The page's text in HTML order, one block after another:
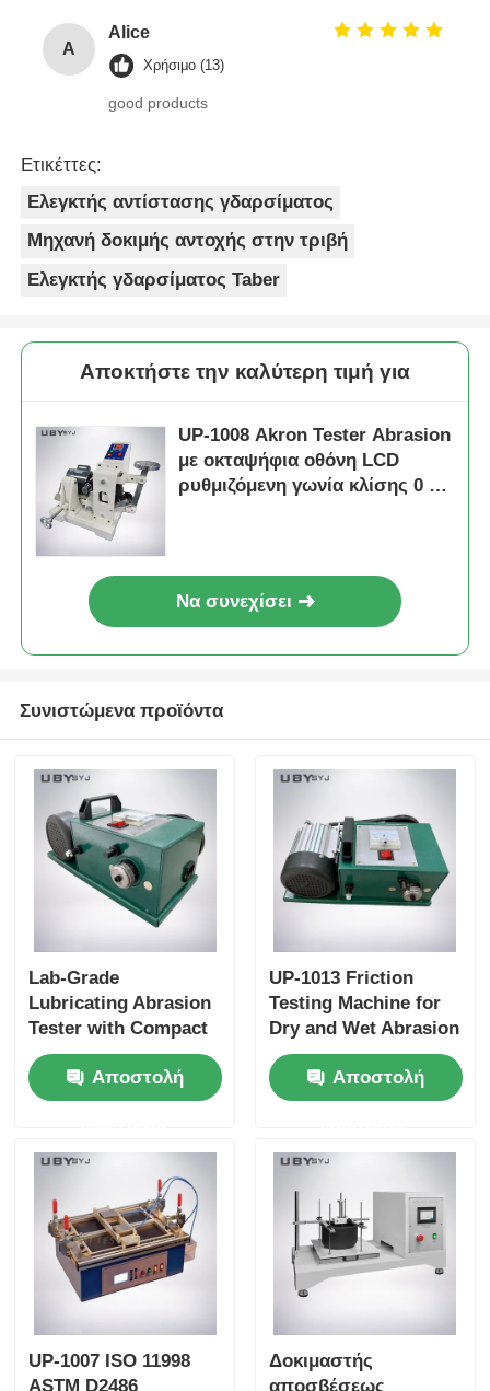
A
Alice
Χρήσιμο (13)
good products
Ετικέττες:
Ελεγκτής αντίστασης γδαρσίματος
Μηχανή δοκιμής αντοχής στην τριβή
Ελεγκτής γδαρσίματος Taber
Αποκτήστε την καλύτερη τιμή για
UP-1008 Akron Tester Abrasion
με οκταψήφια οθόνη LCD
ρυθμιζόμενη γωνία κλίσης 0 ~
Να συνεχίσει
Συνιστώμενα προϊόντα
Lab-Grade
Lubricating Abrasion
Tester with Compact
Structure and User-
Friendly Interface for
Friction and Wear
Αποστολή
UP-1013 Friction
Testing Machine for
Dry and Wet Abrasion
Test with Adjustable
Load Range and Real-
time Friction
Αποστολή
UP-1007 ISO 11998
ASTM D2486
Δοκιμαστής
αποσβέσεως